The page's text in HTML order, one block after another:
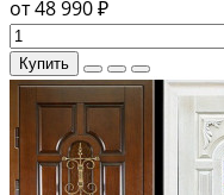
от 48 990 ₽
Купить